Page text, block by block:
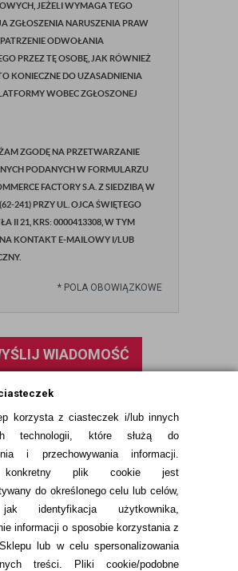
korzysta z ciasteczek i/lub innych
technologii, które służą do
i przechowywania informacji.
konkretny plik cookie jest
do określonego celu lub celów,
identyfikacja użytkownika,
informacji o sposobie korzystania z
lub w celu spersonalizowania
treści.
Pliki cookie/podobne
JEŻELI WYMAGA TEGO
ZGŁOSZENIA NARUSZENIA PRAW
ODWOŁANIA
PRZEZ TĘ OSOBĘ, JAK RÓWNIEŻ
KONIECZNE DO UZASADNIENIA
WOBEC ZGŁOSZONEJ
ZGODĘ NA PRZETWARZANIE
PODANYCH W FORMULARZU
FACTORY S.A. Z SIEDZIBĄ W
241) PRZY UL. OJCA ŚWIĘTEGO
II 21, KRS: 0000413308, W TYM
KONTAKT E-MAILOWY I/LUB
* POLA OBOWIĄZKOWE
WIADOMOŚĆ
KONTAKTOWE